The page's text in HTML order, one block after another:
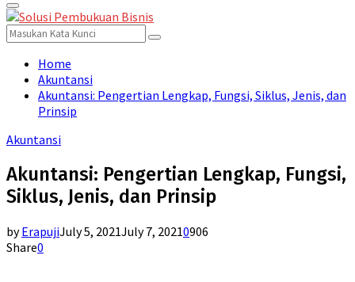
for:
Primary
Menu
Search
for:
Search
Home
Akuntansi
Akuntansi: Pengertian Lengkap, Fungsi, Siklus, Jenis, dan
Prinsip
Akuntansi
Akuntansi: Pengertian Lengkap, Fungsi,
Siklus, Jenis, dan Prinsip
byErapujiJuly 5, 2021July 7, 20210906
Share0